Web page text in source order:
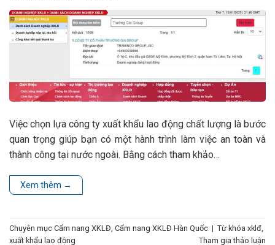
Việc chọn lựa công ty xuất khẩu lao động chất lượng là bước
quan trọng giúp bạn có một hành trình làm việc an toàn và
thành công tại nước ngoài. Bằng cách tham khảo…
Xem thêm →
Chuyên mục Cẩm nang XKLĐ Cẩm nang XKLĐ Hàn Quốc | Từ khóa xklđ
xuất khẩu lao động
Tham gia thảo luận